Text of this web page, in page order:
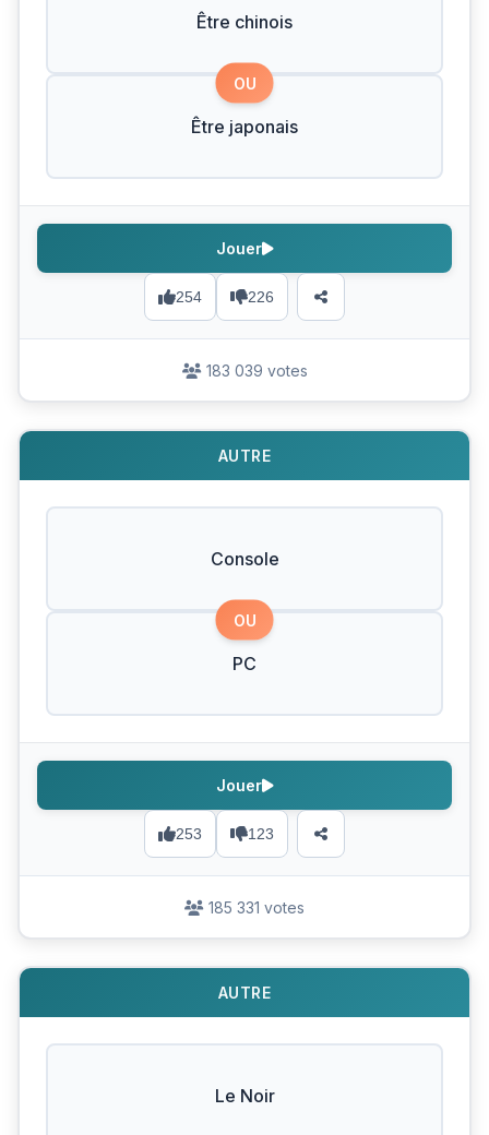
Être chinois
OU
Être japonais
254 226
Jouer
183 039 votes
AUTRE
Console
OU
PC
253 123
Jouer
185 331 votes
AUTRE
Le Noir